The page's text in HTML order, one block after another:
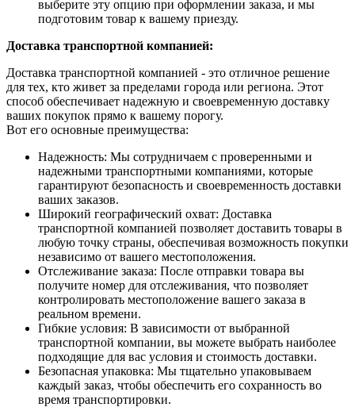
выберите эту опцию при оформлении заказа, и мы
подготовим товар к вашему приезду.
Доставка транспортной компанией:
Доставка транспортной компанией - это отличное решение
для тех, кто живет за пределами города или региона. Этот
способ обеспечивает надежную и своевременную доставку
ваших покупок прямо к вашему порогу.
Вот его основные преимущества:
Надежность: Мы сотрудничаем с проверенными и
надежными транспортными компаниями, которые
гарантируют безопасность и своевременность доставки
ваших заказов.
Широкий географический охват: Доставка
транспортной компанией позволяет доставить товары в
любую точку страны, обеспечивая возможность покупки
независимо от вашего местоположения.
Отслеживание заказа: После отправки товара вы
получите номер для отслеживания, что позволяет
контролировать местоположение вашего заказа в
реальном времени.
Гибкие условия: В зависимости от выбранной
транспортной компании, вы можете выбрать наиболее
подходящие для вас условия и стоимость доставки.
Безопасная упаковка: Мы тщательно упаковываем
каждый заказ, чтобы обеспечить его сохранность во
время транспортировки.